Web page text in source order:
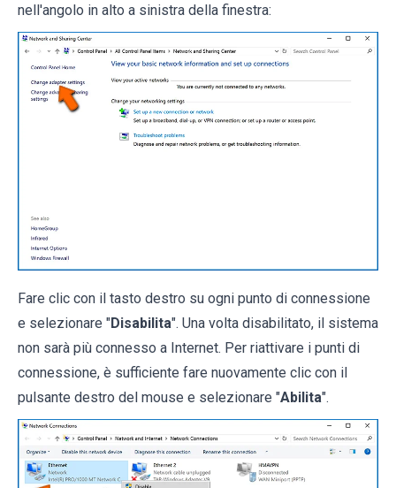
nell'angolo in alto a sinistra della finestra:
Fare clic con il tasto destro su ogni punto di connessione
e selezionare "Disabilita". Una volta disabilitato, il sistema
non sarà più connesso a Internet. Per riattivare i punti di
connessione, è sufficiente fare nuovamente clic con il
pulsante destro del mouse e selezionare "Abilita".